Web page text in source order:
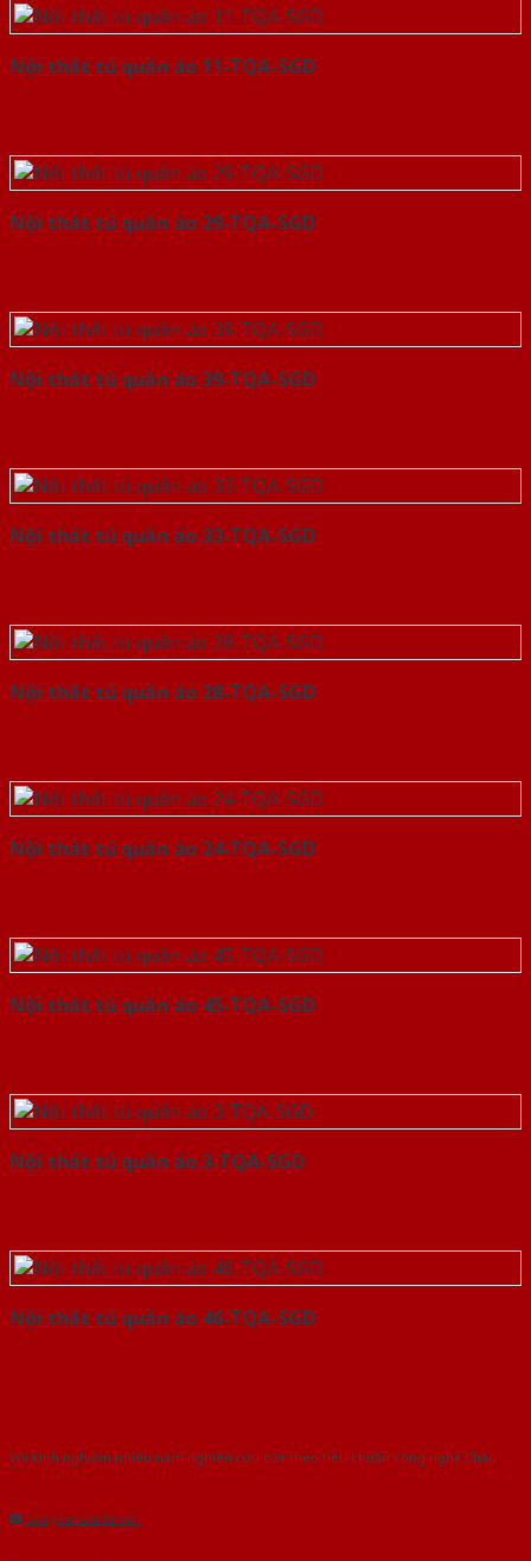
Nội thất tủ quần áo 11-TQA-SGD
Nội thất tủ quần áo 29-TQA-SGD
Nội thất tủ quần áo 39-TQA-SGD
Nội thất tủ quần áo 33-TQA-SGD
Nội thất tủ quần áo 28-TQA-SGD
Nội thất tủ quần áo 24-TQA-SGD
Nội thất tủ quần áo 45-TQA-SGD
Nội thất tủ quần áo 3-TQA-SGD
Nội thất tủ quần áo 46-TQA-SGD
Với kinh nghiệm nhiêu năm nghiên cứu cửa theo tiêu chuẩn công nghệ Châu
Gửi yêu cầu tư vấn